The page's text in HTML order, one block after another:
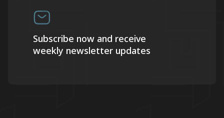
Subscribe now and receive
weekly newsletter updates